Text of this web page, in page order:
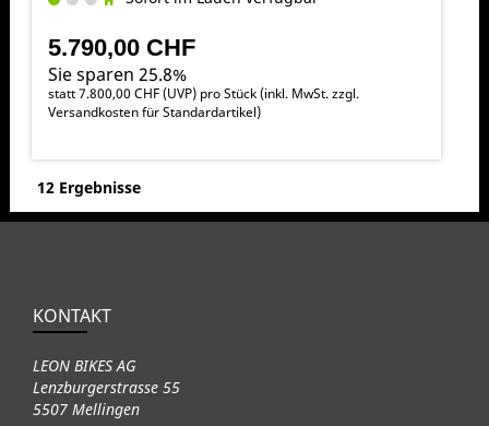
5.790,00 CHF
Sie sparen 25.8%
statt7.800,00 CHF(UVP) pro Stück (inkl. MwSt. zzgl.
Versandkosten für Standardartikel)
12 Ergebnisse
KONTAKT
LEON BIKES AG
Lenzburgerstrasse 55
5507 Mellingen